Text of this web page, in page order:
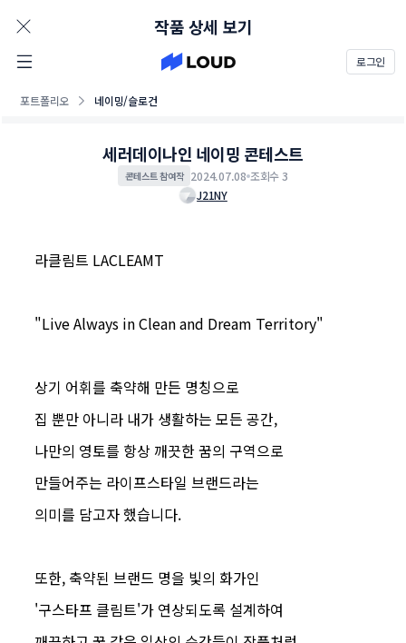
로그인
포트폴리오 네이밍/슬로건
작품 상세 보기
세러데이나인 네이밍 콘테스트
콘테스트 참여작 2024.07.08 조회수 3
J21NY
라클림트 LACLEAMT
"Live Always in Clean and Dream Territory"
상기 어휘를 축약해 만든 명칭으로
집 뿐만 아니라 내가 생활하는 모든 공간,
나만의 영토를 항상 깨끗한 꿈의 구역으로
만들어주는 라이프스타일 브랜드라는
의미를 담고자 했습니다.
또한, 축약된 브랜드 명을 빛의 화가인
'구스타프 클림트'가 연상되도록 설계하여